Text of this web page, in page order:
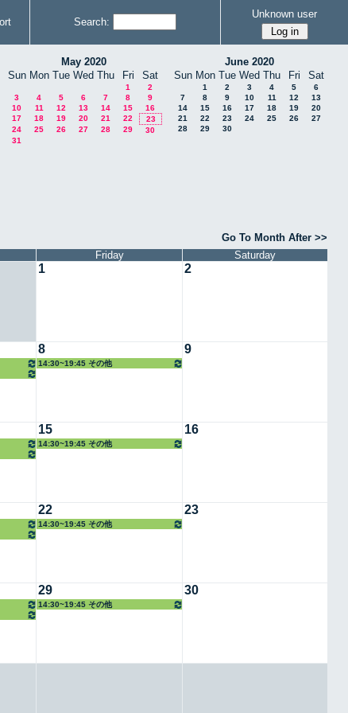
Search:
Unknown user
May 2020
Sun Mon Tue Wed Thu Fri Sat
1
2
3
4 5 6 7 8
9
10
11 12 13 14 15
16
17
18 19 20 21 22
23
24
25 26 27 28 29
30
31
June 2020
Sun Mon Tue Wed Thu Fri Sat
1 2 3 4 5
6
7
8 9 10 11 12
13
14
15 16 17 18 19
20
21
22 23 24 25 26
27
28
29 30
Go To Month After >>
Friday Saturday
1 2
8
14:30~19:45 その他
9
15
14:30~19:45 その他
16
22
14:30~19:45 その他
23
29
14:30~19:45 その他
30